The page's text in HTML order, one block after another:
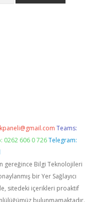
Teams:
0262 606 0 726 Telegram:
gereğince Bilgi Teknolojileri
bir Yer Sağlayıcı
sitedeki içerikleri proaktif
bulunmamaktadır.